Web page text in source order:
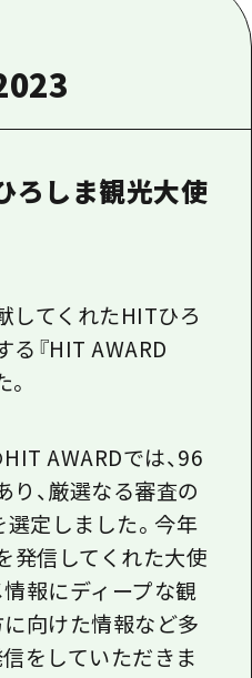
しパス
FREE Wi-Fi
る外国人旅行者向け情報一
ツーリズム
を動画でご紹介！
情報
ロード
しま観光大使
してくれたHITひろ
る『HIT AWARD
HIT AWARDでは、96
、厳選なる審査の
選定しました。今年
発信してくれた大使
報にディープな観
向けた情報など多
をしていただきま